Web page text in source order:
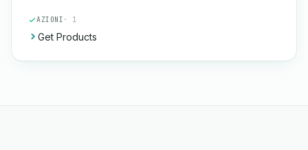
AZIONI · 1
Get Products